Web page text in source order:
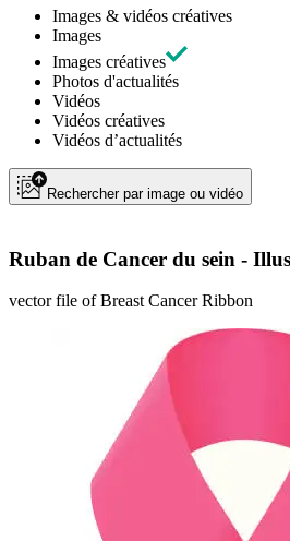
Images & vidéos créatives
Images
Images créatives
Photos d'actualités
Vidéos
Vidéos créatives
Vidéos d’actualités
Rechercher par image ou vidéo
Ruban de Cancer du sein -
vector file of Breast Cancer Ribbon